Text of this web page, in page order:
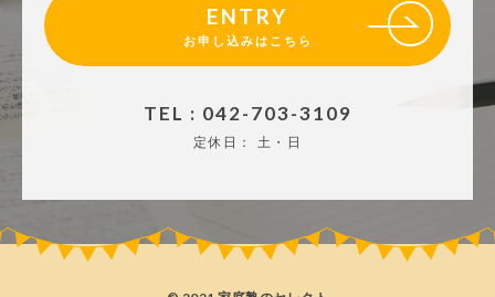
ENTRY
お申し込みはこちら
TEL : 042-703-3109
定休日： 土・日